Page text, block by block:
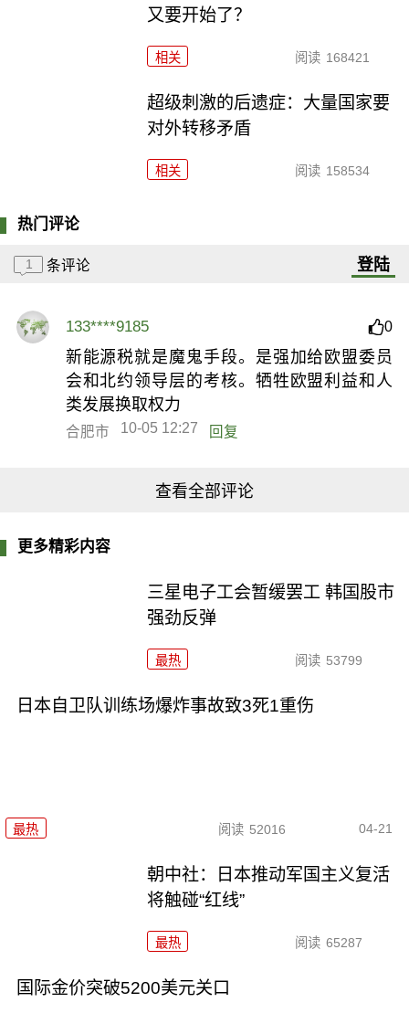
又要开始了？
相关 阅读 168421
超级刺激的后遗症：大量国家要
对外转移矛盾
相关 阅读 158534
热门评论
1 条评论 登陆
133****9185 0
新能源税就是魔鬼手段。是强加给欧盟委员
会和北约领导层的考核。牺牲欧盟利益和人
类发展换取权力
合肥市 10-05 12:27 回复
查看全部评论
更多精彩内容
三星电子工会暂缓罢工 韩国股市
强劲反弹
最热 阅读 53799
日本自卫队训练场爆炸事故致3死1重伤
最热 阅读 52016 04-21
朝中社：日本推动军国主义复活
将触碰“红线”
最热 阅读 65287
国际金价突破5200美元关口